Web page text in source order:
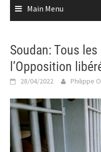
Main Menu
Soudan: Tous
l’Opposition
28/04/2022 Philippe